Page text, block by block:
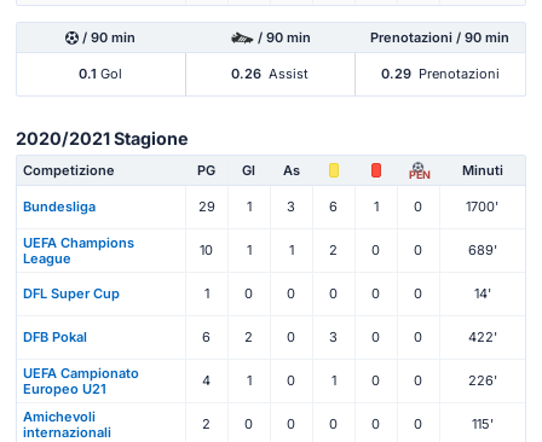
/ 90 min / 90 min Prenotazioni / 90 min
0.1 Gol 0.26 Assist 0.29 Prenotazioni
2020/2021 Stagione
Competizione PG Gl As PEN Minuti
Bundesliga 29 1 3 6 1 0 1700'
UEFA Champions
League
10 1 1 2 0 0 689'
DFL Super Cup 1 0 0 0 0 0 14'
DFB Pokal 6 2 0 3 0 0 422'
UEFA Campionato
Europeo U21
4 1 0 1 0 0 226'
Amichevoli
internazionali
2 0 0 0 0 0 115'